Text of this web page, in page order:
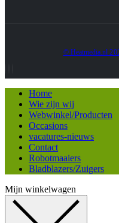
© Heatmedia.nl
Home
Wie zijn wij
Webwinkel/Producten
Occasions
vacatures-nieuws
Contact
Robotmaaiers
Bladblazers/Zuigers
Mijn winkelwagen